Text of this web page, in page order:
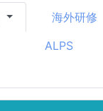
海外研修
ALPS